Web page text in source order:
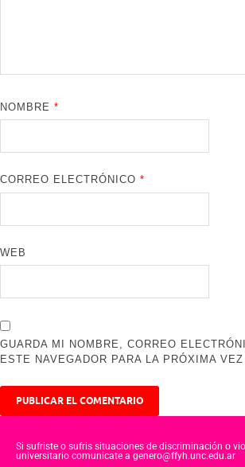
NOMBRE*
CORREO ELECTRÓNICO*
WEB
GUARDA MI NOMBRE, CORREO
ESTE NAVEGADOR PARA LA PRÓXIMA
Si sufriste o sufris situaciones de discriminación o
universitario comunicate a genero@ffyh.unc.edu.ar